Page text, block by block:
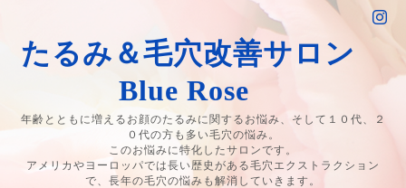
たるみ＆毛穴改善サロン
Blue Rose
年齢とともに増えるお顔のたるみに関するお悩み、そして１０代、２
０代の方も多い毛穴の悩み。
このお悩みに特化したサロンです。
アメリカやヨーロッパでは長い歴史がある毛穴エクストラクション
で、長年の毛穴の悩みも解消していきます。